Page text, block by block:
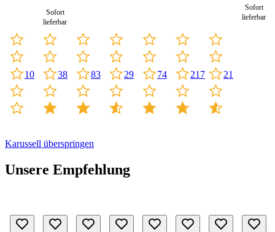
10
Sofort
lieferbar
38 83 29 74 217 21
Sofort
lieferbar
Karussell überspringen
Unsere Empfehlung